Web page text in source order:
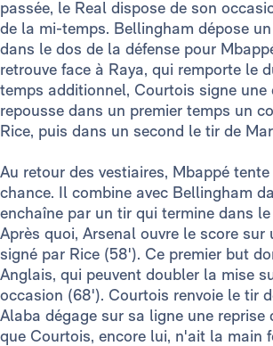
passée, le Real dispose de son
de la mi-temps. Bellingham dépose
dans le dos de la défense pour
retrouve face à Raya, qui remporte le
temps additionnel, Courtois signe une
repousse dans un premier temps un
Rice, puis dans un second le tir de
Au retour des vestiaires, Mbappé
chance. Il combine avec Bellingham
enchaîne par un tir qui termine dans
Après quoi, Arsenal ouvre le score sur
signé par Rice (58'). Ce premier but
Anglais, qui peuvent doubler la mise
occasion (68'). Courtois renvoie le tir
Alaba dégage sur sa ligne une reprise
que Courtois, encore lui, n'ait la main